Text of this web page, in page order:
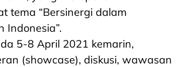
tema “Bersinergi dalam
Indonesia”.
5-8 April 2021 kemarin,
(showcase), diskusi, wawasan